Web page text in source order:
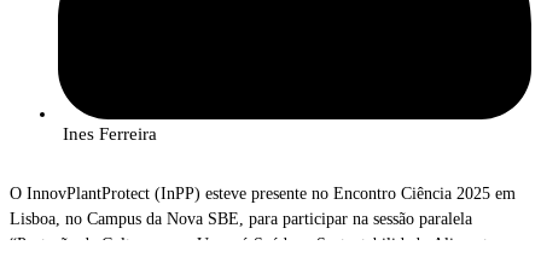
Ines Ferreira
O InnovPlantProtect (InPP) esteve presente no Encontro Ciência 2025 em
Lisboa, no Campus da Nova SBE, para participar na sessão paralela
“Proteção de Culturas para Uma só Saúde, e Sustentabilidade Alimentar e